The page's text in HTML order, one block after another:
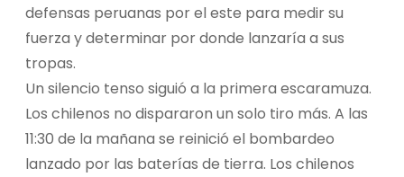
defensas peruanas por el este para medir su
fuerza y determinar por donde lanzaría a sus
tropas.
Un silencio tenso siguió a la primera escaramuza.
Los chilenos no dispararon un solo tiro más. A las
11:30 de la mañana se reinició el bombardeo
lanzado por las baterías de tierra. Los chilenos